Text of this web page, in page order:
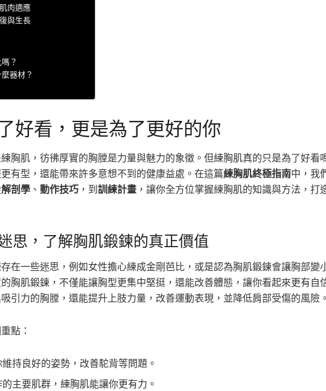
肉適應
與生長
？
器材？
好看，更是為了更好的你
胸肌，彷彿厚實的胸膛是力量與魅力的象徵。但練胸肌真的只是為了好看
有型，還能帶來許多意想不到的健康益處。在這篇練胸肌終極指南中，我
解剖學 、 動作技巧 ，到訓練計畫 ，讓你全方位掌握練胸肌的知識與方法，打
思，了解胸肌鍛鍊的真正價值
存在一些迷思，例如女性擔心練成金剛芭比，或是認為胸肌鍛鍊會讓胸部變
胸肌鍛鍊，不僅能讓胸型更集中堅挺，還能改善體態，讓你看起來更有自
引力的胸膛，還能提升上肢力量，改善運動表現，並降低肩部受傷的風險。
點：
持良好的姿勢，改善駝背等問題。
主要肌群，練胸肌能讓你更有力。